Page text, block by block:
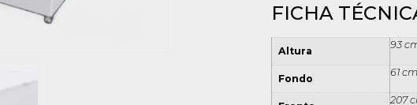
FICHA
Altura
93
Fondo
61 cm
207